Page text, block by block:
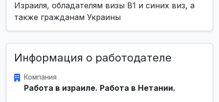
Израиля, обладателям визы B1 и синих виз, а
также гражданам Украины
Информация о работодателе
Компания
Работа в израиле. Работа в Нетании.